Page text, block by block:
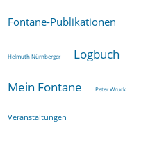
Fontane-Publikationen
Helmuth Nürnberger Logbuch
Mein Fontane Peter Wruck
Veranstaltungen